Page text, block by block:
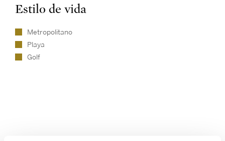
Estilo de vida
Metropolitano
Playa
Golf